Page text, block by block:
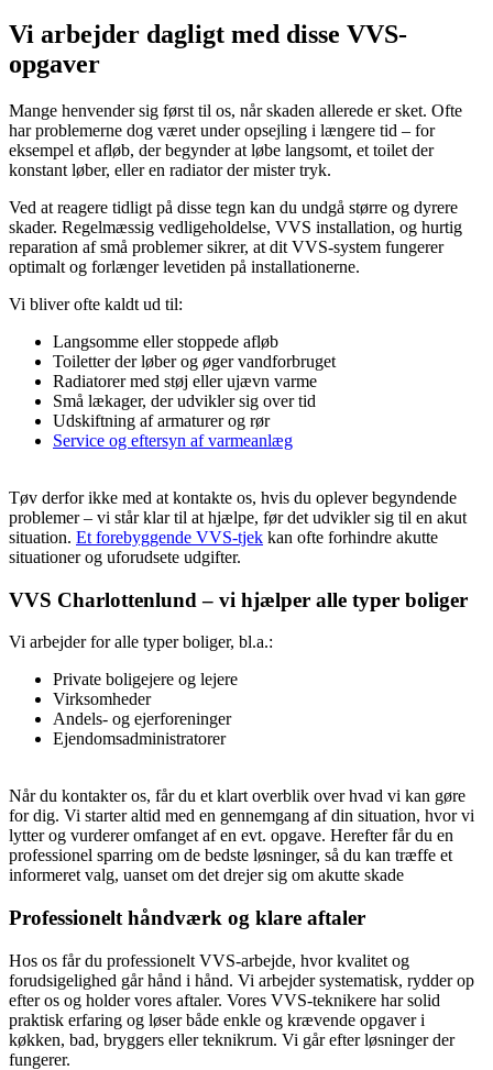
Vi arbejder dagligt med disse VVS-
opgaver
Mange henvender sig først til os, når skaden allerede er sket. Ofte
har problemerne dog været under opsejling i længere tid – for
eksempel et afløb, der begynder at løbe langsomt, et toilet der
konstant løber, eller en radiator der mister tryk.
Ved at reagere tidligt på disse tegn kan du undgå større og dyrere
skader. Regelmæssig vedligeholdelse, VVS installation, og hurtig
reparation af små problemer sikrer, at dit VVS-system fungerer
optimalt og forlænger levetiden på installationerne.
Vi bliver ofte kaldt ud til:
Langsomme eller stoppede afløb
Toiletter der løber og øger vandforbruget
Radiatorer med støj eller ujævn varme
Små lækager, der udvikler sig over tid
Udskiftning af armaturer og rør
Service og eftersyn af varmeanlæg
Tøv derfor ikke med at kontakte os, hvis du oplever begyndende
problemer – vi står klar til at hjælpe, før det udvikler sig til en akut
situation. Et forebyggende VVS-tjek kan ofte forhindre akutte
situationer og uforudsete udgifter.
VVS Charlottenlund – vi hjælper alle typer boliger
Vi arbejder for alle typer boliger, bl.a.:
Private boligejere og lejere
Virksomheder
Andels- og ejerforeninger
Ejendomsadministratorer
Når du kontakter os, får du et klart overblik over hvad vi kan gøre
for dig. Vi starter altid med en gennemgang af din situation, hvor vi
lytter og vurderer omfanget af en evt. opgave. Herefter får du en
professionel sparring om de bedste løsninger, så du kan træffe et
informeret valg, uanset om det drejer sig om akutte skade
Professionelt håndværk og klare aftaler
Hos os får du professionelt VVS-arbejde, hvor kvalitet og
forudsigelighed går hånd i hånd. Vi arbejder systematisk, rydder op
efter os og holder vores aftaler. Vores VVS-teknikere har solid
praktisk erfaring og løser både enkle og krævende opgaver i
køkken, bad, bryggers eller teknikrum. Vi går efter løsninger der
fungerer.